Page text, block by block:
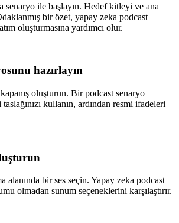
senaryo ile başlayın. Hedef kitleyi ve ana
bir özet, yapay zeka podcast
oluşturmasına yardımcı olur.
hazırlayın
oluşturun. Bir podcast senaryo
kullanın, ardından resmi ifadeleri
alanında bir ses seçin. Yapay zeka podcast
olmadan sunum seçeneklerini karşılaştırır.